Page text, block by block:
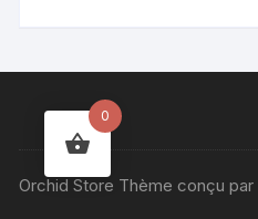
Orchid Store Thème conçu par
0